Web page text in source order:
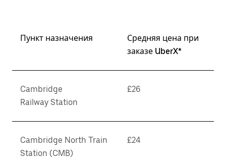
Пункт назначения
Средняя цена при
заказе UberX*
Cambridge
Railway Station
£26
Cambridge North Train
Station (CMB)
£24